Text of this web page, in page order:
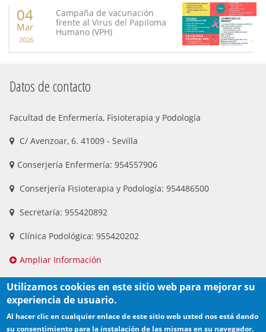
04
Mar
2026
Campaña de vacunación
frente al Virus del Papiloma
Humano (VPH)
Datos de contacto
Facultad de Enfermería, Fisioterapia y Podología
C/ Avenzoar, 6. 41009 - Sevilla
Conserjería Enfermería: 954557906
Conserjería Fisioterapia y Podología: 954486500
Secretaría: 955420892
Clínica Podológica: 955420202
Ampliar Información
Utilizamos cookies en este sitio web para mejorar su
experiencia de usuario.
Al hacer clic en cualquier enlace de este sitio web usted nos está dando
su consentimiento para la instalación de las mismas en su navegador.